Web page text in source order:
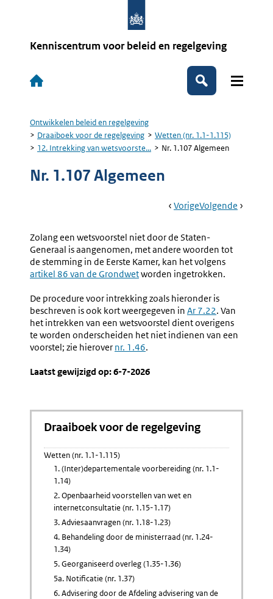
Kenniscentrum voor beleid en regelgeving
Hoofdnavigatie
Zoeken
Kruimelpad
Ontwikkelen beleid en regelgeving
Draaiboek voor de regelgeving
Wetten (nr. 1.1-1.115)
12. Intrekking van wetsvoorste...
Nr. 1.107 Algemeen
Nr. 1.107 Algemeen
Book
Ga
VorigePagina:
Van
Wetsvoorstellen
(nr.
1.107-
Ga
Volgende Pagina:
Zolang een wetsvoorstel niet door de Staten-
Generaal is aangenomen, met andere woorden tot
de stemming in de Eerste Kamer, kan het volgens
artikel 86 van de Grondwetworden ingetrokken.
De procedure voor intrekking zoals hieronder is
beschreven is ook kort weergegeven in Ar 7.22. Van
het intrekken van een wetsvoorstel dient overigens
te worden onderscheiden het niet indienen van een
voorstel; zie hierover nr. 1.46.
Laatst gewijzigd op: 6-7-2026
Draaiboek voor de regelgeving
Wetten (nr. 1.1-1.115)
1. (Inter)departementale voorbereiding (nr. 1.1-
1.14)
2. Openbaarheid voorstellen van wet en
internetconsultatie (nr. 1.15-1.17)
3. Adviesaanvragen (nr. 1.18-1.23)
4. Behandeling door de ministerraad (nr. 1.24-
1.34)
5. Georganiseerd overleg (1.35-1.36)
5a. Notificatie (nr. 1.37)
6. Advisering door de Afdeling advisering van de